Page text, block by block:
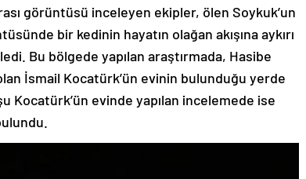
görüntüsü inceleyen ekipler, ölen Soykuk’un
bir kedinin hayatın olağan akışına aykırı
Bu bölgede yapılan araştırmada, Hasibe
İsmail Kocatürk’ün evinin bulunduğu yerde
evinde yapılan incelemede ise